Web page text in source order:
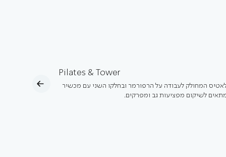
Pilates & Tower
המחולק לעבודה על הרפורמר ובחלקו השני עם מכשיר
לשיקום מפציעות גב ומפרקים.